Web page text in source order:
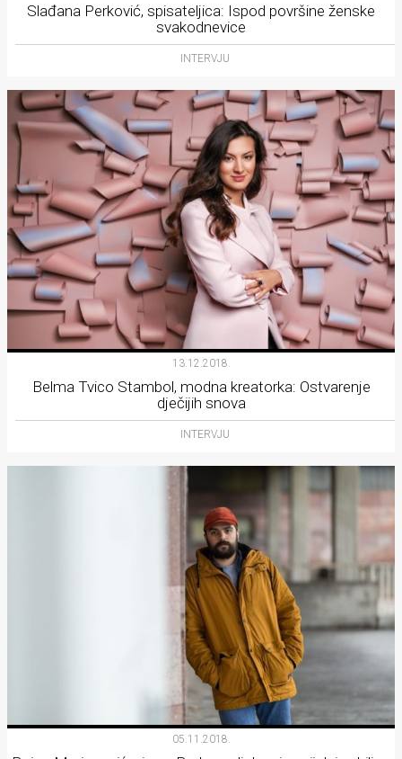
Slađana Perković, spisateljica: Ispod površine ženske
svakodnevice
INTERVJU
13.12.2018.
Belma Tvico Stambol, modna kreatorka: Ostvarenje
dječijih snova
INTERVJU
05.11.2018.